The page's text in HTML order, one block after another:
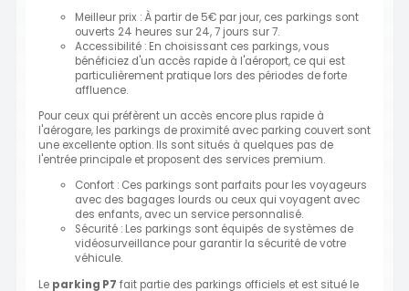
Meilleur prix : À partir de 5€ par jour, ces parkings sont
ouverts 24 heures sur 24, 7 jours sur 7.
Accessibilité : En choisissant ces parkings, vous
bénéficiez d'un accès rapide à l'aéroport, ce qui est
particulièrement pratique lors des périodes de forte
affluence.
Pour ceux qui préfèrent un accès encore plus rapide à
l'aérogare, les parkings de proximité avec parking couvert sont
une excellente option. Ils sont situés à quelques pas de
l'entrée principale et proposent des services premium.
Confort : Ces parkings sont parfaits pour les voyageurs
avec des bagages lourds ou ceux qui voyagent avec
des enfants, avec un service personnalisé.
Sécurité : Les parkings sont équipés de systèmes de
vidéosurveillance pour garantir la sécurité de votre
véhicule.
Le parking P7 fait partie des parkings officiels et est situé le